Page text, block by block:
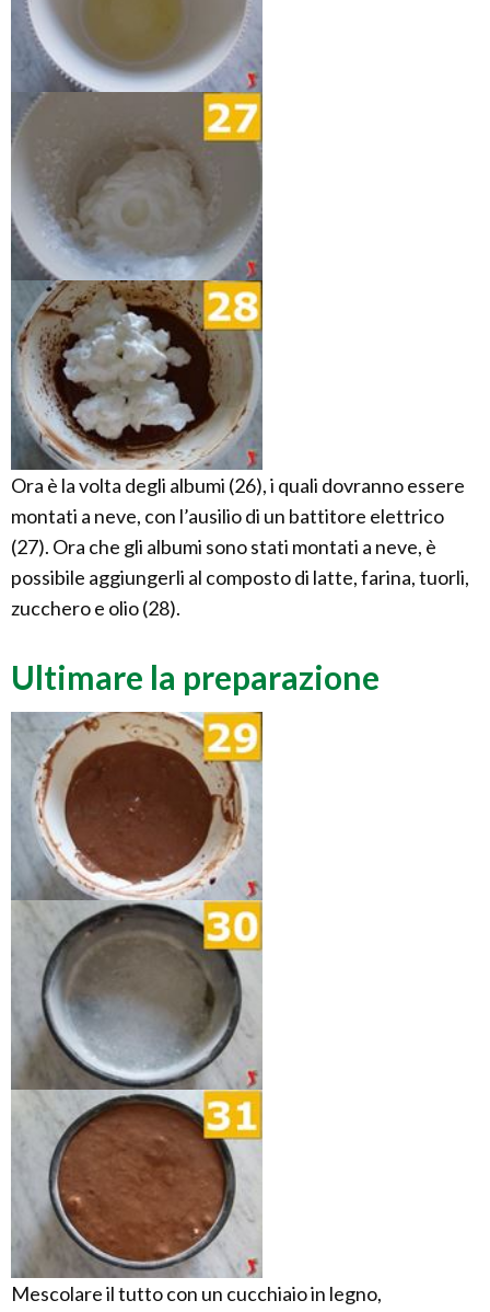
Ora è la volta degli albumi (26), i quali dovranno essere
montati a neve, con l’ausilio di un battitore elettrico
(27). Ora che gli albumi sono stati montati a neve, è
possibile aggiungerli al composto di latte, farina, tuorli,
zucchero e olio (28).
Ultimare la preparazione
Mescolare il tutto con un cucchiaio in legno,